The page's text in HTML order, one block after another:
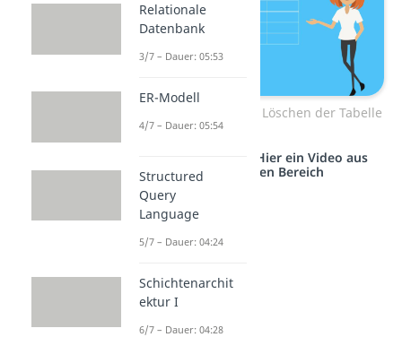
drop table-Befehl zum Löschen der Tabelle
Studyflix vernetzt: Hier ein Video aus
einem anderen Bereich
Relationale
Datenbank
3/7 – Dauer: 05:53
ER-Modell
4/7 – Dauer: 05:54
Structured
Query
Language
5/7 – Dauer: 04:24
Schichtenarchit
ektur I
6/7 – Dauer: 04:28